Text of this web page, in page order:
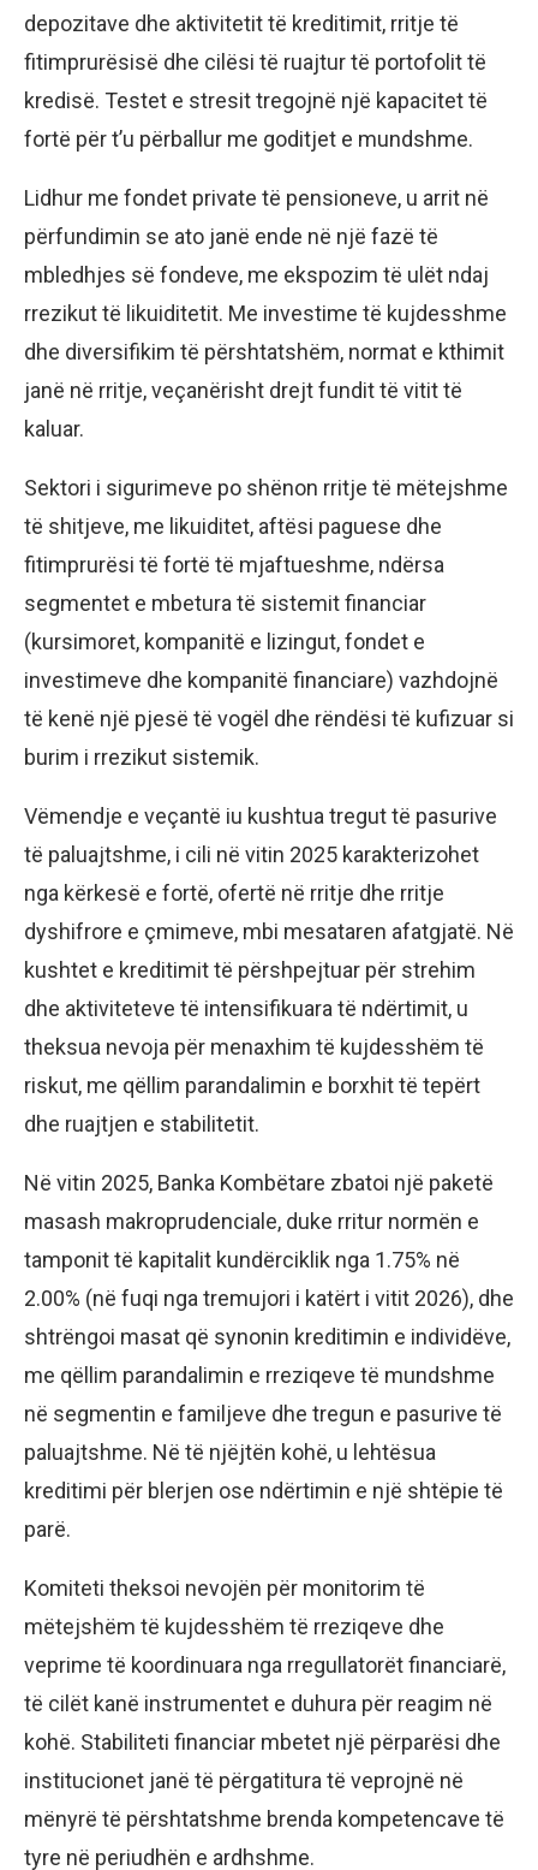
depozitave dhe aktivitetit të kreditimit, rritje të
fitimprurësisë dhe cilësi të ruajtur të portofolit të
kredisë. Testet e stresit tregojnë një kapacitet të
fortë për t’u përballur me goditjet e mundshme.
Lidhur me fondet private të pensioneve, u arrit në
përfundimin se ato janë ende në një fazë të
mbledhjes së fondeve, me ekspozim të ulët ndaj
rrezikut të likuiditetit. Me investime të kujdesshme
dhe diversifikim të përshtatshëm, normat e kthimit
janë në rritje, veçanërisht drejt fundit të vitit të
kaluar.
Sektori i sigurimeve po shënon rritje të mëtejshme
të shitjeve, me likuiditet, aftësi paguese dhe
fitimprurësi të fortë të mjaftueshme, ndërsa
segmentet e mbetura të sistemit financiar
(kursimoret, kompanitë e lizingut, fondet e
investimeve dhe kompanitë financiare) vazhdojnë
të kenë një pjesë të vogël dhe rëndësi të kufizuar si
burim i rrezikut sistemik.
Vëmendje e veçantë iu kushtua tregut të pasurive
të paluajtshme, i cili në vitin 2025 karakterizohet
nga kërkesë e fortë, ofertë në rritje dhe rritje
dyshifrore e çmimeve, mbi mesataren afatgjatë. Në
kushtet e kreditimit të përshpejtuar për strehim
dhe aktiviteteve të intensifikuara të ndërtimit, u
theksua nevoja për menaxhim të kujdesshëm të
riskut, me qëllim parandalimin e borxhit të tepërt
dhe ruajtjen e stabilitetit.
Në vitin 2025, Banka Kombëtare zbatoi një paketë
masash makroprudenciale, duke rritur normën e
tamponit të kapitalit kundërciklik nga 1.75% në
2.00% (në fuqi nga tremujori i katërt i vitit 2026), dhe
shtrëngoi masat që synonin kreditimin e individëve,
me qëllim parandalimin e rreziqeve të mundshme
në segmentin e familjeve dhe tregun e pasurive të
paluajtshme. Në të njëjtën kohë, u lehtësua
kreditimi për blerjen ose ndërtimin e një shtëpie të
parë.
Komiteti theksoi nevojën për monitorim të
mëtejshëm të kujdesshëm të rreziqeve dhe
veprime të koordinuara nga rregullatorët financiarë,
të cilët kanë instrumentet e duhura për reagim në
kohë. Stabiliteti financiar mbetet një përparësi dhe
institucionet janë të përgatitura të veprojnë në
mënyrë të përshtatshme brenda kompetencave të
tyre në periudhën e ardhshme.